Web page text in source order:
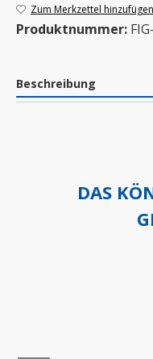
Zum Merkzettel hinzufügen
Produktnummer:
Beschreibung
DAS